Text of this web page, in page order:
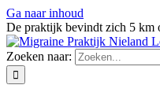
Ga naar inhoud
De praktijk bevindt zich 5 km
Zoeken naar: